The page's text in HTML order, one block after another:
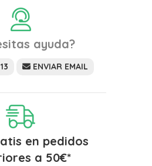
ayuda?
ENVIAR EMAIL
en pedidos
a 50€*